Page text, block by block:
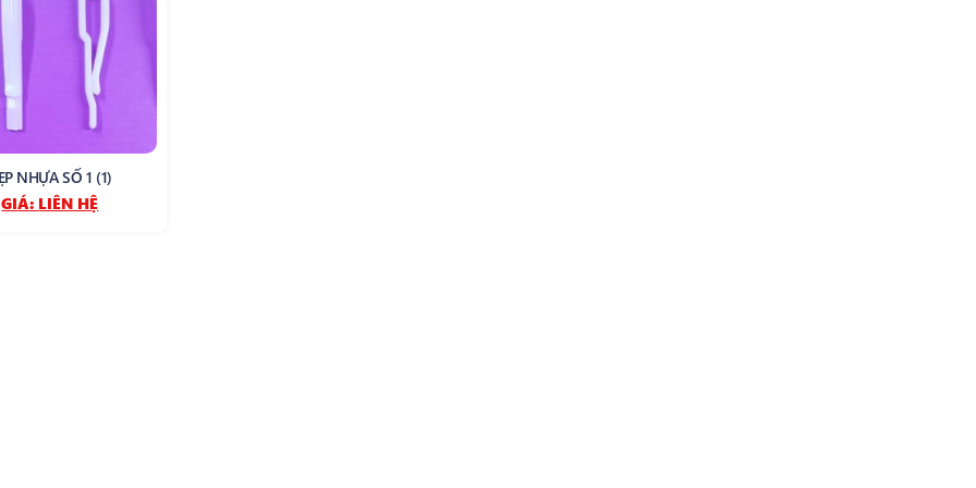
NHỰA SỐ 1 (1)
GIÁ: LIÊN HỆ